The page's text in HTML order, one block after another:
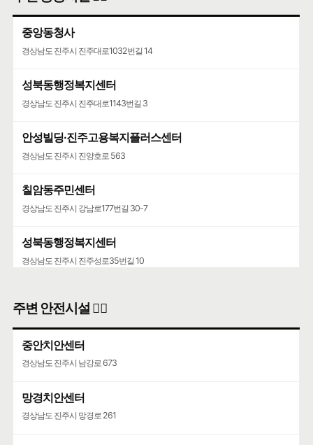
중앙동청사
경상남도 진주시 진주대로1032번길 14
성북동행정복지센터
경상남도 진주시 진주대로1143번길 3
안성빌딩·진주고용복지플러스센터
경상남도 진주시 진양호로 563
칠암동주민센터
경상남도 진주시 강남로177번길 30-7
성북동행정복지센터
경상남도 진주시 진주성로35번길 10
주변 안전시설 👮‍♀️
중안치안센터
경상남도 진주시 남강로 673
망경치안센터
경상남도 진주시 망경로 261